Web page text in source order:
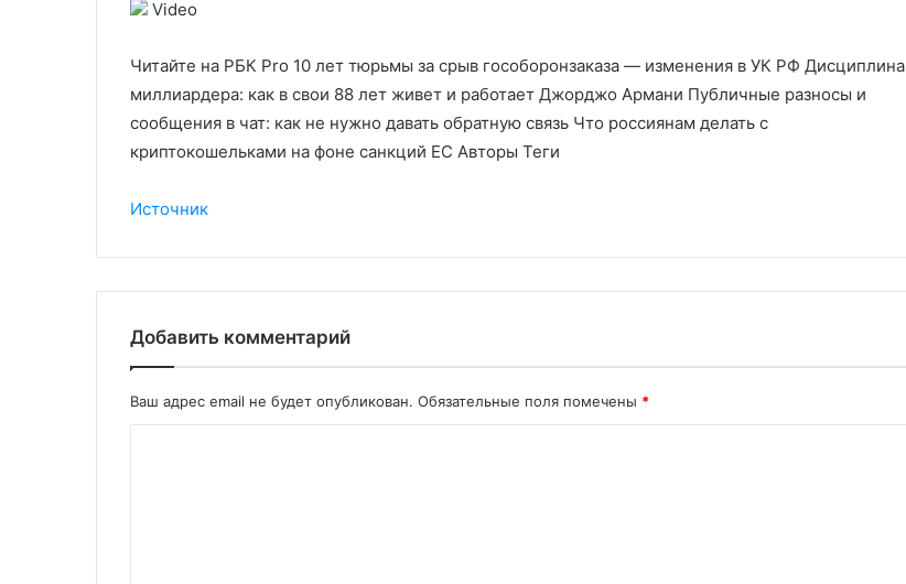
Video
Читайте на РБК Pro 10 лет тюрьмы за срыв гособоронзаказа — изменения в УК РФ Дисциплина
миллиардера: как в свои 88 лет живет и работает Джорджо Армани Публичные разносы и
сообщения в чат: как не нужно давать обратную связь Что россиянам делать с
криптокошельками на фоне санкций ЕС Авторы Теги
Источник
Добавить комментарий
Ваш адрес email не будет опубликован. Обязательные поля помечены *